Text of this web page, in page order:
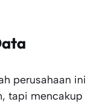
perusahaan ini
tapi mencakup